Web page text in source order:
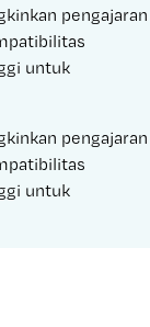
pengajaran
untuk
pengajaran
untuk